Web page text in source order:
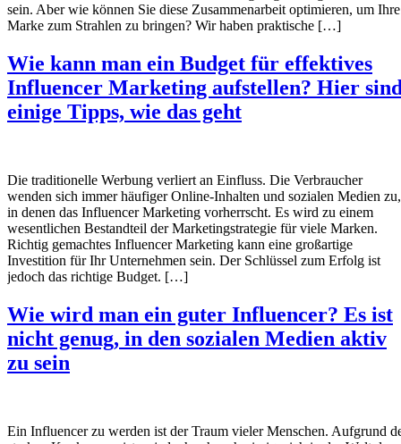
sein. Aber wie können Sie diese Zusammenarbeit optimieren, um Ihre
Marke zum Strahlen zu bringen? Wir haben praktische […]
Wie kann man ein Budget für effektives
Influencer Marketing aufstellen? Hier
einige Tipps, wie das geht
Die traditionelle Werbung verliert an Einfluss. Die Verbraucher
wenden sich immer häufiger Online-Inhalten und sozialen Medien zu,
in denen das Influencer Marketing vorherrscht. Es wird zu einem
wesentlichen Bestandteil der Marketingstrategie für viele Marken.
Richtig gemachtes Influencer Marketing kann eine großartige
Investition für Ihr Unternehmen sein. Der Schlüssel zum Erfolg ist
jedoch das richtige Budget. […]
Wie wird man ein guter Influencer? Es ist
nicht genug, in den sozialen Medien aktiv
zu sein
Ein Influencer zu werden ist der Traum vieler Menschen. Aufgrund